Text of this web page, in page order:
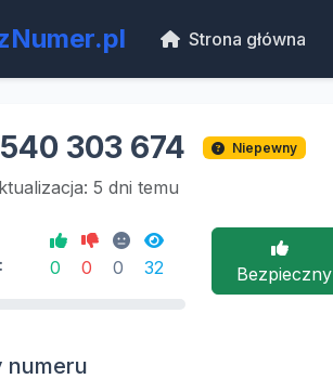
Strona główna
303 674 Niepewny
5 dni temu
0 0 0 32 Bezpieczny
numeru